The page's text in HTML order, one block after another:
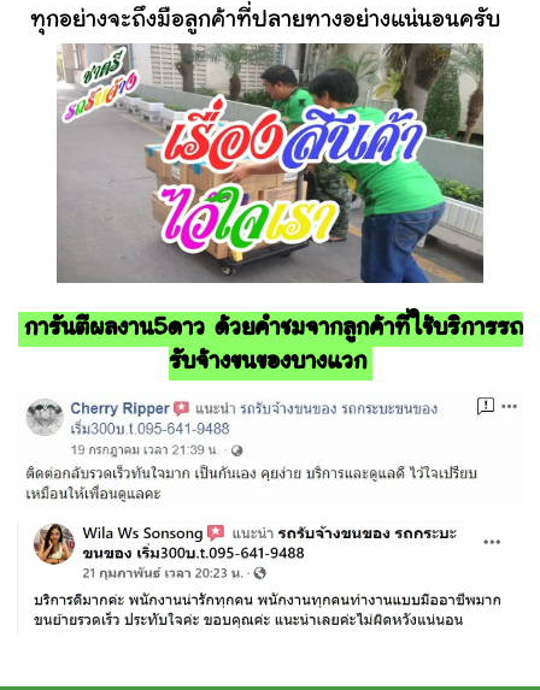
ทุกอย่างจะถึงมือลูกค้าที่ปลายทางอย่างแน่นอนครับ
การันตีผลงาน5ดาว ด้วยคำชมจากลูกค้าที่ใช้บริการรถ
รับจ้างขนของบางแวก